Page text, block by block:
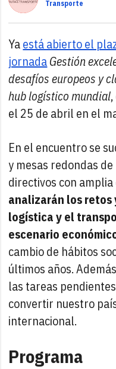
Transporte
Yaestá abierto el
jornadaGestión
desafíos europeos y
hub logístico mundial
el 25 de abril en el
En el encuentro se
y mesas redondas
directivos con
analizarán los retos
logística y el
escenario
cambio de hábitos
últimos años.
las tareas
convertir nuestro
internacional.
Programa